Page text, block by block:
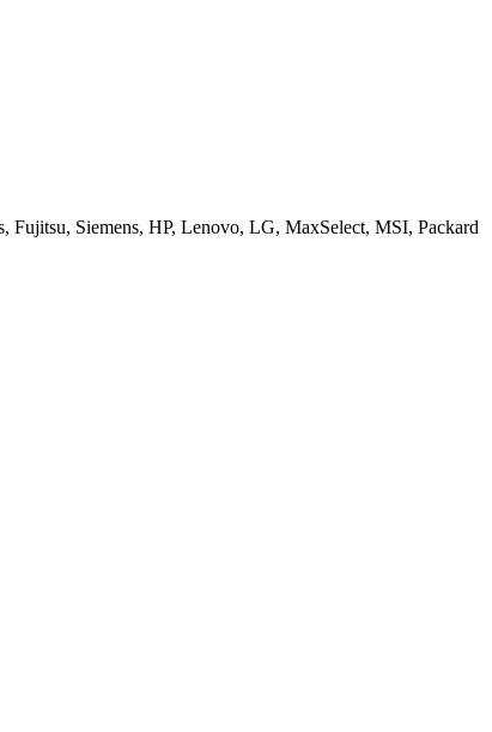
Fujitsu, Siemens, HP, Lenovo, LG, MaxSelect, MSI, Packard